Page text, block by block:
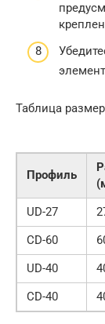
Таблица
Профиль
UD-27
CD-60
UD-40
CD-40